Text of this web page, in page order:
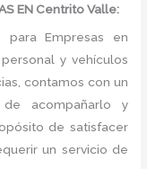
EN Centrito Valle:
para Empresas en
y vehículos
contamos con un
de acompañarlo y
de satisfacer
un servicio de